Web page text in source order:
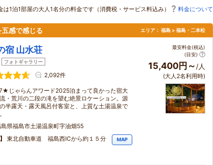
は1泊1部屋の大人1名分の料金です（消費税・サービス料込み） 料金について
感で感じる エリア： 福島 > 福島・二本松
宿 山水荘
フォトギャラリー
2,092件
じゃらんアワード2025泊まって良かった宿大
・荒川の二段の滝を望む絶景ロケーション。源
半露天・露天風呂付客室と、上質な土湯温泉で
県福島市土湯温泉町字油畑55
東北自動車道 福島西ICから約１５分 MAP
最安料金(税込)
(目安)
15,400円～ /人
(大人2名利用時)